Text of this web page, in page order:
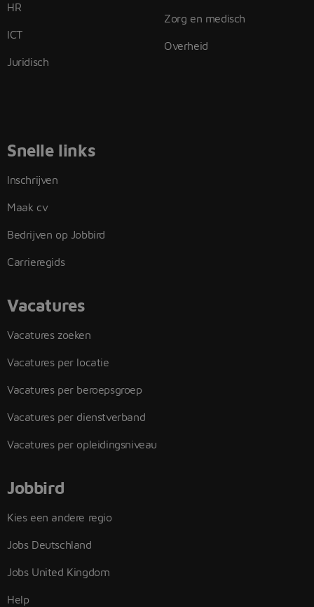
HR
ICT
Juridisch
Zorg en medisch
Overheid
Snelle links
Inschrijven
Maak cv
Bedrijven op Jobbird
Carrieregids
Vacatures
Vacatures zoeken
Vacatures per locatie
Vacatures per beroepsgroep
Vacatures per dienstverband
Vacatures per opleidingsniveau
Jobbird
Kies een andere regio
Jobs Deutschland
Jobs United Kingdom
Help